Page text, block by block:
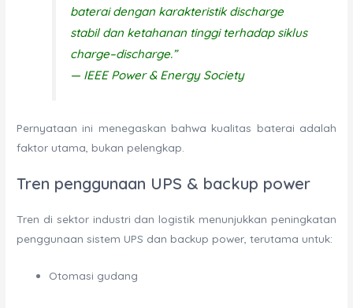
baterai dengan karakteristik discharge
stabil dan ketahanan tinggi terhadap siklus
charge–discharge.”
— IEEE Power & Energy Society
Pernyataan ini menegaskan bahwa kualitas baterai adalah
faktor utama, bukan pelengkap.
Tren penggunaan UPS & backup power
Tren di sektor industri dan logistik menunjukkan peningkatan
penggunaan sistem UPS dan backup power, terutama untuk:
Otomasi gudang